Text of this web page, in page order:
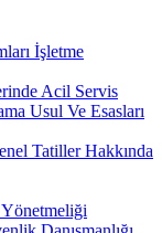
İşletme
Acil Servis
Usul Ve Esasları
Tatiller Hakkında